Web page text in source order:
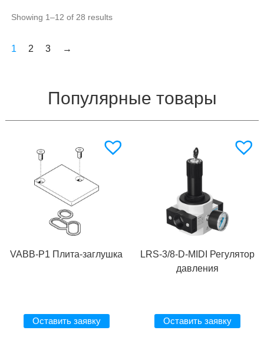
Showing 1–12 of 28 results
1 2 3 →
Популярные товары
VABB-P1 Плита-заглушка
Оставить заявку
LRS-3/8-D-MIDI Регулятор
давления
Оставить заявку